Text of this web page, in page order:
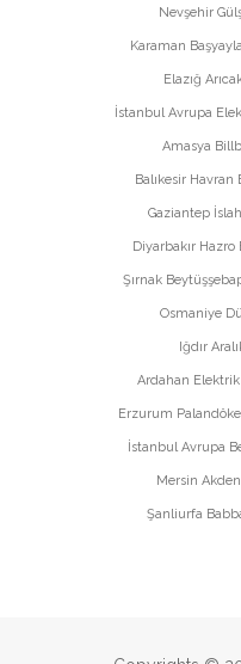
Nevşehir
Karaman
Elazığ
İstanbul Avrupa
Amasya
Balıkesir
Gaziantep
Diyarbakır
Şırnak
Osmaniye
Iğdır
Ardahan
Erzurum
İstanbul Avrupa
Mersin
Şanliurfa